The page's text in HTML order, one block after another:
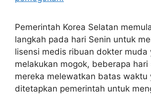
Pemerintah Korea Selatan
langkah pada hari Senin untuk
lisensi medis ribuan dokter muda
melakukan mogok, beberapa hari
mereka melewatkan batas waktu
ditetapkan pemerintah untuk